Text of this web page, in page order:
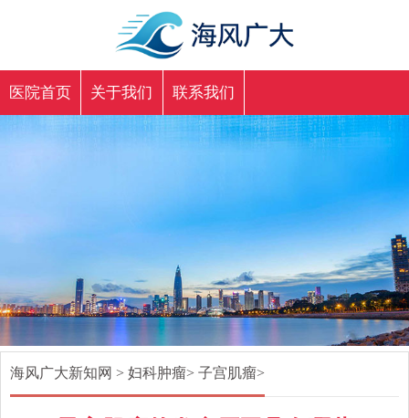
医院首页 关于我们 联系我们
海风广大新知网 >妇科肿瘤>子宫肌瘤>